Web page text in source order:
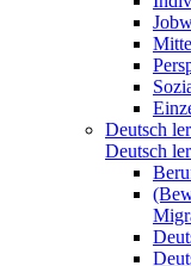
Deutsch
Deutsch